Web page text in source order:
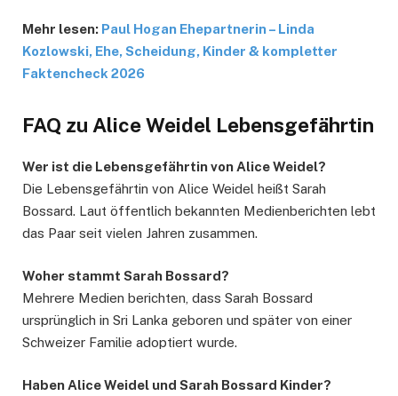
Mehr lesen: Paul Hogan Ehepartnerin – Linda
Kozlowski, Ehe, Scheidung, Kinder & kompletter
Faktencheck 2026
FAQ zu Alice Weidel Lebensgefährtin
Wer ist die Lebensgefährtin von Alice Weidel?
Die Lebensgefährtin von Alice Weidel heißt Sarah
Bossard. Laut öffentlich bekannten Medienberichten lebt
das Paar seit vielen Jahren zusammen.
Woher stammt Sarah Bossard?
Mehrere Medien berichten, dass Sarah Bossard
ursprünglich in Sri Lanka geboren und später von einer
Schweizer Familie adoptiert wurde.
Haben Alice Weidel und Sarah Bossard Kinder?